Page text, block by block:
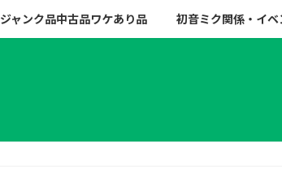
ジャンク品中古品ワケあり品 初音ミク関係・イベ